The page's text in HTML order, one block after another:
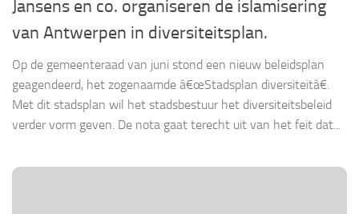
Jansens en co. organiseren de islamisering
van Antwerpen in diversiteitsplan.
Op de gemeenteraad van juni stond een nieuw beleidsplan
geagendeerd, het zogenaamde â€œStadsplan diversiteitâ€.
Met dit stadsplan wil het stadsbestuur het diversiteitsbeleid
verder vorm geven. De nota gaat terecht uit van het feit dat...